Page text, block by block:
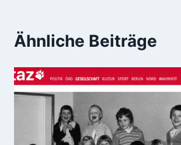
Ähnliche Beiträge